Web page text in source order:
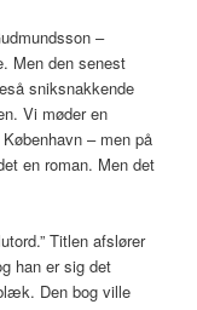
–
Men den senest
sniksnakkende
Vi møder en
– men på
en roman. Men det
Titlen afslører
han er sig det
Den bog ville